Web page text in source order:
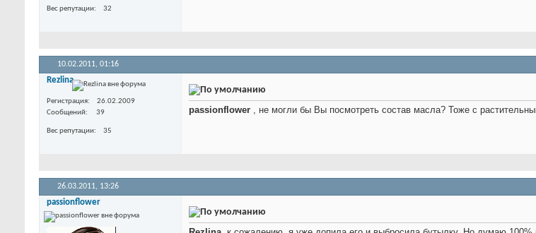
Вес репутации 32
10.02.2011, 01:16
Rezlina
Регистрация
26.02.2009
Сообщений
39
Вес репутации 35
passionflower , не могли бы Вы посмотреть состав масла? Тоже с
26.03.2011, 13:26
passionflower